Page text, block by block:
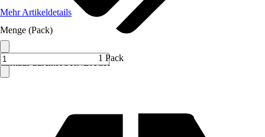
Verkauf durch:HORNBACH
Mehr Artikeldetails
Menge (Pack)
1 Pack